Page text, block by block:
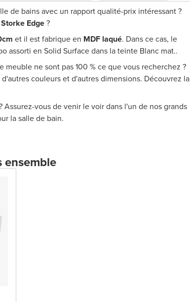
de bains avec un rapport qualité-prix intéressant ?
Storke Edge?
et il est fabrique en MDF laqué. Dans ce cas, le
assorti en Solid Surface dans la teinte Blanc mat..
meuble ne sont pas 100 % ce que vous recherchez ?
couleurs et d'autres dimensions. Découvrez la
vous de venir le voir dans l'un de nos grands
la salle de bain.
ensemble